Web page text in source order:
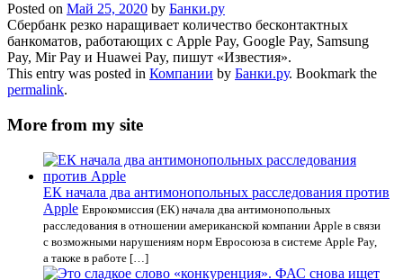
Posted on Май 25, 2020 by Банки.ру
Сбербанк резко наращивает количество бесконтактных
банкоматов, работающих с Apple Pay, Google Pay, Samsung
Pay, Mir Pay и Huawei Pay, пишут «Известия».
This entry was posted in Компании by Банки.ру. Bookmark the
permalink.
More from my site
ЕК начала два антимонопольных расследования против
Apple Еврокомиссия (ЕК) начала два антимонопольных
расследования в отношении американской компании Apple в связи
с возможными нарушениям норм Евросоюза в системе Apple Pay,
а также в работе […]